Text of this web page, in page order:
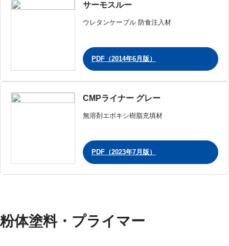
サーモスルー
ウレタンケーブル 防食注入材
PDF（2014年6月版）
CMPライナー グレー
無溶剤エポキシ樹脂充填材
PDF（2023年7月版）
粉体塗料・プライマー